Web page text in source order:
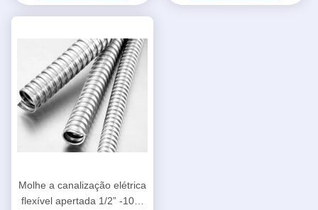
Molhe a canalização elétrica
flexível apertada 1/2” -10℃